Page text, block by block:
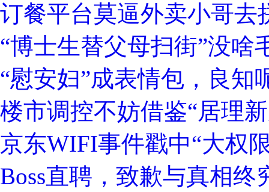
订餐平台莫逼外卖小哥去
“博士生替父母扫街”没啥
“慰安妇”成表情包，良知
楼市调控不妨借鉴“居理
京东WIFI事件戳中“大权
Boss直聘，致歉与真相终